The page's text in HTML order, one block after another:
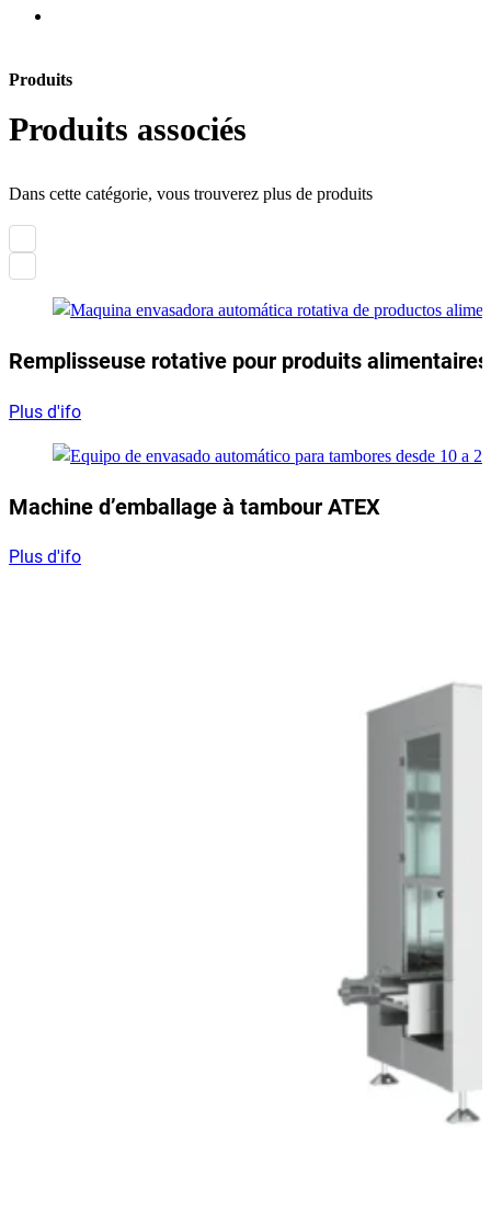
Produits
Produits associés
Dans cette catégorie, vous trouverez plus de produits
Remplisseuse rotative pour produits
Plus d'ifo
Machine d’emballage à tambour ATEX
Plus d'ifo